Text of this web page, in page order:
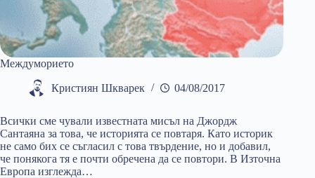
Междуморието
Кристиян Шкварек 04/08/2017
Всички сме чували известната мисъл на Джордж
Сантаяна за това, че историята се повтаря. Като историк
не само бих се съгласил с това твърдение, но и добавил,
че понякога тя е почти обречена да се повтори. В Източна
Европа изглежда…